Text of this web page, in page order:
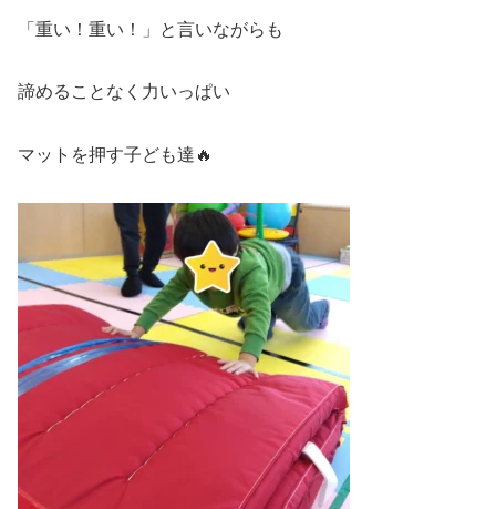
「重い！重い！」と言いながらも
諦めることなく力いっぱい
マットを押す子ども達🔥